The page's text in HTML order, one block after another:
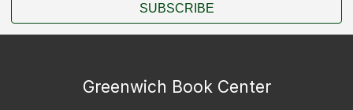
SUBSCRIBE
Greenwich Book Center